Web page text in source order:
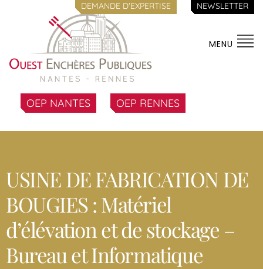
DEMANDE D'EXPERTISE NEWSLETTER
MENU
OEP NANTES OEP RENNES
USINE DE FABRICATION DE
BOUGIES : Matériel
d’élévation et de stockage –
Bureau et Informatique